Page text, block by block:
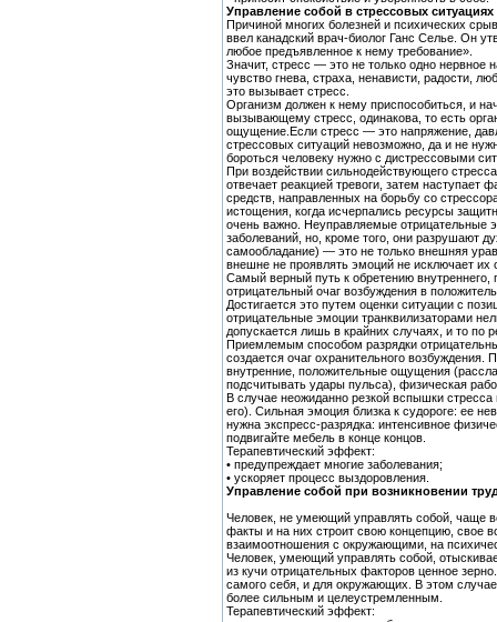
Управление собой в стрессовых ситуациях
Причиной многих болезней и психических
ввел канадский врач-биолог Ганс Селье. Он
любое предъявленное к нему требование».
Значит, стресс — это не только одно
чувство гнева, страха, ненависти, радости,
это вызывает стресс.
Организм должен к нему приспособиться, и
вызывающему стресс, одинакова, то есть
ощущение.Если стресс — это напряжение,
стрессовых ситуаций невозможно, да и не
бороться человеку нужно с дистрессовыми
При воздействии сильнодействующего
отвечает реакцией тревоги, затем наступает
средств, направленных на борьбу со
истощения, когда исчерпались ресурсы
очень важно. Неуправляемые отрицательные
заболеваний, но, кроме того, они разрушают
самообладание) — это не только внешняя
внешне не проявлять эмоций не исключает их
Самый верный путь к обретению внутреннего,
отрицательный очаг возбуждения в
Достигается это путем оценки ситуации с
отрицательные эмоции транквилизаторами
допускается лишь в крайних случаях, и то по
Приемлемым способом разрядки
создается очаг охранительного
внутренние, положительные ощущения
подсчитывать удары пульса), физическая
В случае неожиданно резкой вспышки
его). Сильная эмоция близка к судороге: ее
нужна экспресс-разрядка: интенсивное
подвигайте мебель в конце концов.
Терапевтический эффект:
• предупреждает многие заболевания;
• ускоряет процесс выздоровления.
Управление собой при возникновении
Человек, не умеющий управлять собой, чаще
факты и на них строит свою концепцию, свое
взаимоотношения с окружающими, на
Человек, умеющий управлять собой,
из кучи отрицательных факторов ценное
самого себя, и для окружающих. В этом
более сильным и целеустремленным.
Терапевтический эффект: